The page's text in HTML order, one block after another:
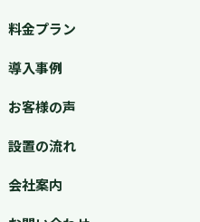
料金プラン
導入事例
お客様の声
設置の流れ
会社案内